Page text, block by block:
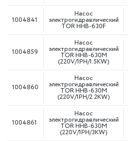
1004841
Насос
электрогидравлический
TOR HHB-630F
1004859
Насос
электрогидравлический
TOR HHB-630M
(220V/1PH/1.5KW)
1004860
Насос
электрогидравлический
TOR HHB-630M
(220V/1PH/2.2KW)
1004861
Насос
электрогидравлический
TOR HHB-630M
(220V/1PH/3KW)